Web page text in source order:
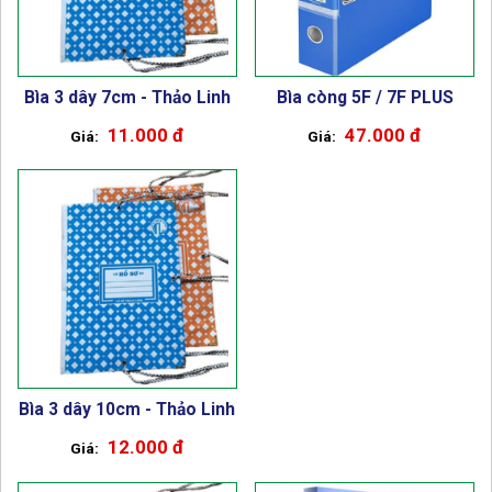
Bìa 3 dây 7cm - Thảo Linh
11.000 đ
Bìa còng 5F / 7F PLUS
47.000 đ
Bìa 3 dây 10cm - Thảo Linh
12.000 đ